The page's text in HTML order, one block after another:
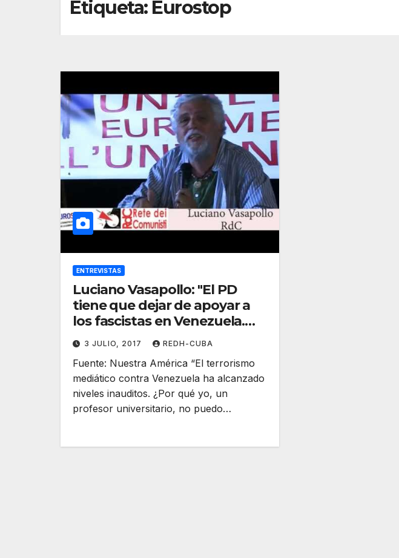
Etiqueta: Eurostop
ENTREVISTAS
Luciano Vasapollo: "El PD
tiene que dejar de apoyar a
los fascistas en Venezuela.
Pongamos fin a esta
vergüenza nacional"
3 JULIO, 2017 REDH-CUBA
Fuente: Nuestra América “El terrorismo
mediático contra Venezuela ha alcanzado
niveles inauditos. ¿Por qué yo, un
profesor universitario, no puedo…